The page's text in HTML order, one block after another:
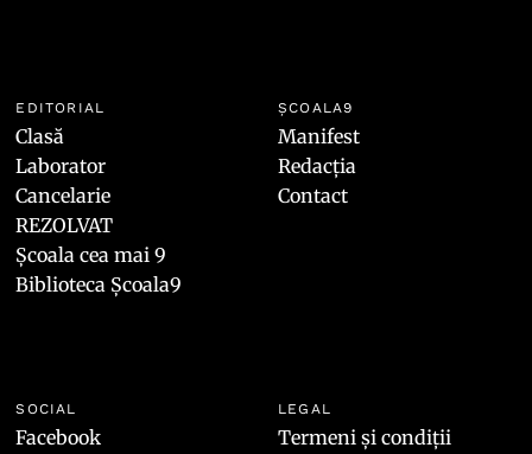
EDITORIAL
Clasă
Laborator
Cancelarie
REZOLVAT
Școala cea mai 9
Biblioteca Școala9
ȘCOALA9
Manifest
Redacția
Contact
SOCIAL
Facebook
LEGAL
Termeni și condiții